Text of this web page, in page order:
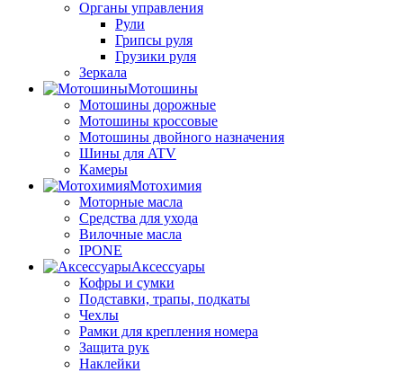
Органы управления
Рули
Грипсы руля
Грузики руля
Зеркала
Мотошины
Мотошины дорожные
Мотошины кроссовые
Мотошины двойного назначения
Шины для ATV
Камеры
Мотохимия
Моторные масла
Средства для ухода
Вилочные масла
IPONE
Аксессуары
Кофры и сумки
Подставки, трапы, подкаты
Чехлы
Рамки для крепления номера
Защита рук
Наклейки